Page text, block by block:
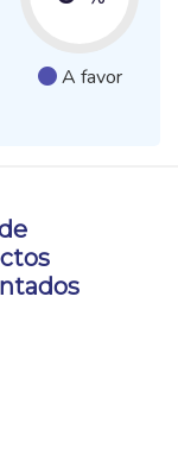
A favor